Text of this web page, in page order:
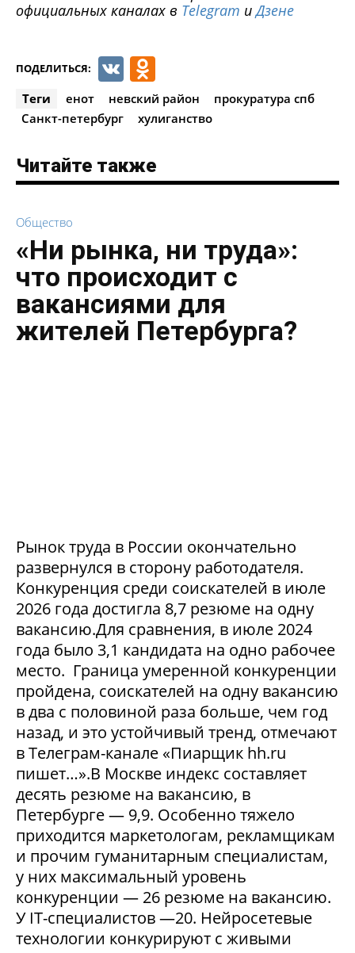
официальных каналах в Telegram иДзене
ПОДЕЛИТЬСЯ: VK
Теги енот невский район
прокуратура спб
Санкт-петербург
хулиганство
Читайте также
Общество
«Ни рынка, ни труда»:
что происходит с
вакансиями для
жителей Петербурга?
Рынок труда в России окончательно
развернулся в сторону работодателя.
Конкуренция среди соискателей в июле
2026 года достигла 8,7 резюме на одну
вакансию.Для сравнения, в июле 2024
года было 3,1 кандидата на одно рабочее
место. Граница умеренной конкуренции
пройдена, соискателей на одну вакансию
в два с половиной раза больше, чем год
назад, и это устойчивый тренд, отмечают
в Телеграм-канале «Пиарщик hh.ru
пишет…».В Москве индекс составляет
десять резюме на вакансию, в
Петербурге — 9,9. Особенно тяжело
приходится маркетологам, рекламщикам
и прочим гуманитарным специалистам,
у них максимальный уровень
конкуренции — 26 резюме на вакансию.
У IT-специалистов —20. Нейросетевые
технологии конкурируют с живыми